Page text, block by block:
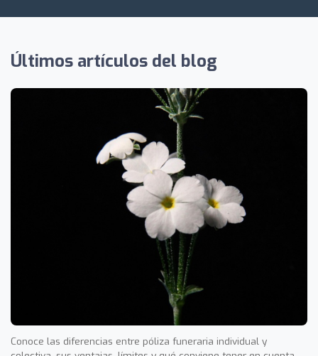
Últimos artículos del blog
Conoce las diferencias entre póliza funeraria individual y